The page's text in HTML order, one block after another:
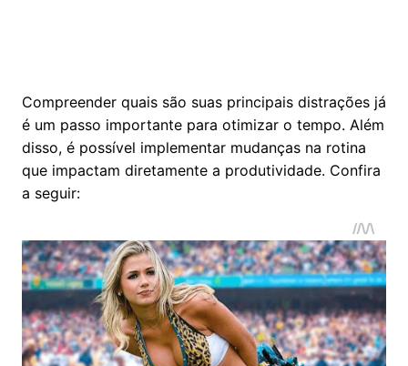
Compreender quais são suas principais distrações já
é um passo importante para otimizar o tempo. Além
disso, é possível implementar mudanças na rotina
que impactam diretamente a produtividade. Confira
a seguir: